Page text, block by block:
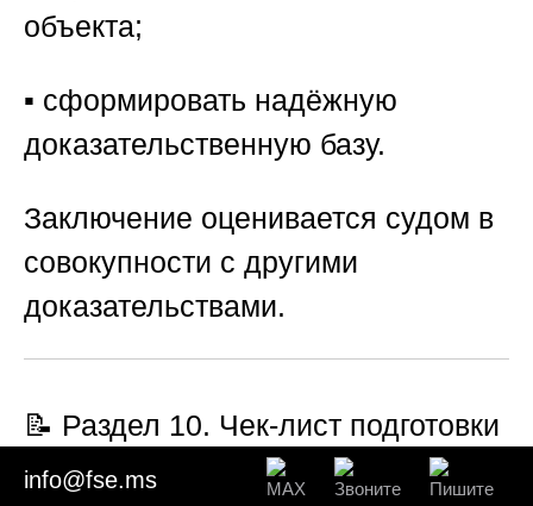
объекта;
▪️ сформировать надёжную
доказательственную базу.
Заключение оценивается судом в
совокупности с другими
доказательствами.
📝 Раздел 10. Чек-лист подготовки
к экспертизе
info@fse.ms